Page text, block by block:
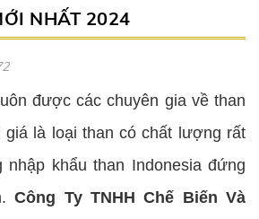
NHẤT 2024
được các chuyên gia về than
giá là loại than có chất lượng rất
khẩu than Indonesia đứng
Công Ty TNHH Chế Biến Và